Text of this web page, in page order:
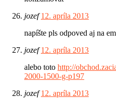
jozef 12. apríla 2013
napíšte pls odpoved aj na
jozef 12. apríla 2013
alebo toto http://
2000-1500-g-p197
jozef 12. apríla 2013